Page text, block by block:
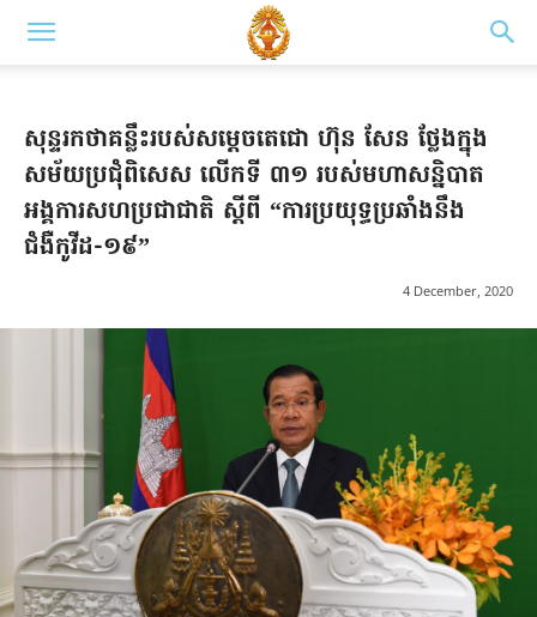
សុន្ទរកថាគន្លឹះរបស់សម្តេចតេជោ ហ៊ុន សែន ថ្លែងក្នុង
សម័យប្រជុំពិសេស លើកទី ៣១ របស់មហាសន្និបាត
អង្គការសហប្រជាជាតិ ស្ដីពី “ការប្រយុទ្ធប្រឆាំងនឹង
ជំងឺកូវីដ-១៩”
4 December, 2020